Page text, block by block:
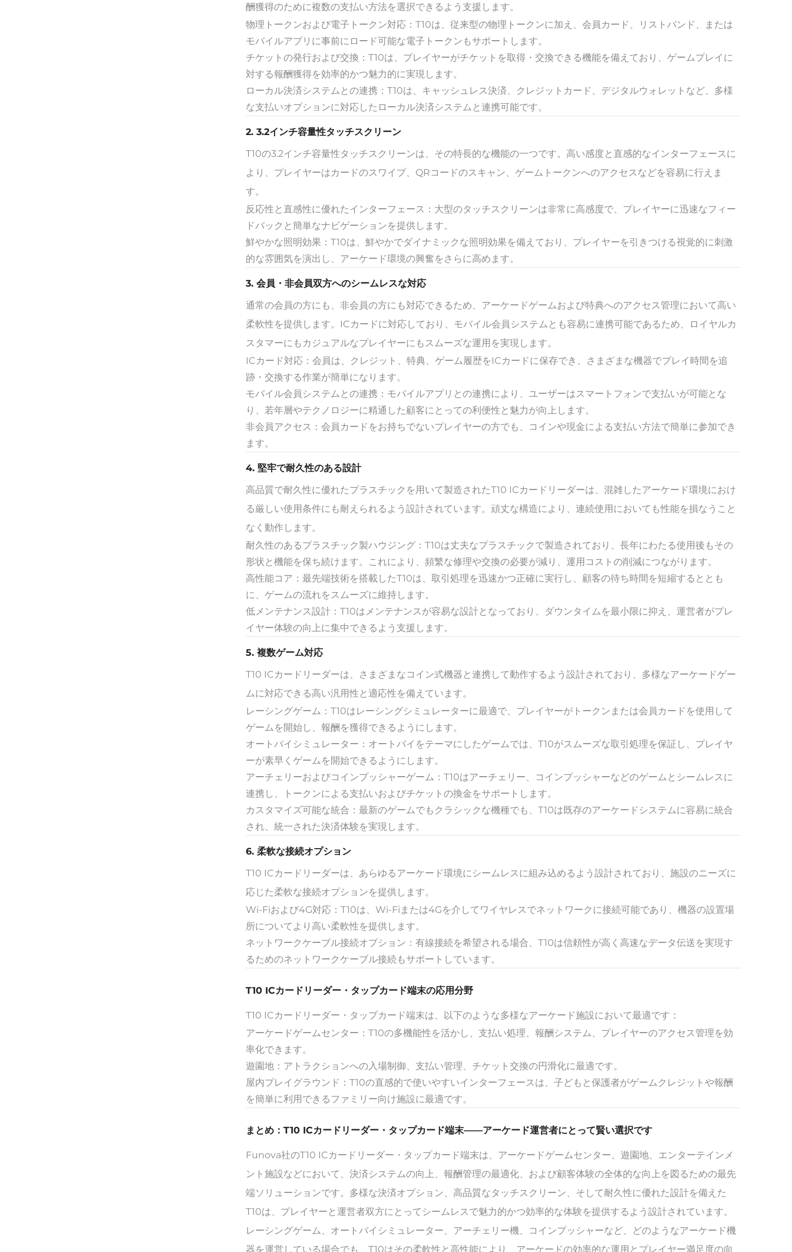
酬獲得のために複数の支払い方法を選択できるよう支援します。
物理トークンおよび電子トークン対応：T10は、従来型の物理トークンに加え、会員カード、リストバンド、または
モバイルアプリに事前にロード可能な電子トークンもサポートします。
チケットの発行および交換：T10は、プレイヤーがチケットを取得・交換できる機能を備えており、ゲームプレイに
対する報酬獲得を効率的かつ魅力的に実現します。
ローカル決済システムとの連携：T10は、キャッシュレス決済、クレジットカード、デジタルウォレットなど、多様
な支払いオプションに対応したローカル決済システムと連携可能です。
2. 3.2インチ容量性タッチスクリーン
T10の3.2インチ容量性タッチスクリーンは、その特長的な機能の一つです。高い感度と直感的なインターフェースに
より、プレイヤーはカードのスワイプ、QRコードのスキャン、ゲームトークンへのアクセスなどを容易に行えま
す。
反応性と直感性に優れたインターフェース：大型のタッチスクリーンは非常に高感度で、プレイヤーに迅速なフィー
ドバックと簡単なナビゲーションを提供します。
鮮やかな照明効果：T10は、鮮やかでダイナミックな照明効果を備えており、プレイヤーを引きつける視覚的に刺激
的な雰囲気を演出し、アーケード環境の興奮をさらに高めます。
3. 会員・非会員双方へのシームレスな対応
通常の会員の方にも、非会員の方にも対応できるため、アーケードゲームおよび特典へのアクセス管理において高い
柔軟性を提供します。ICカードに対応しており、モバイル会員システムとも容易に連携可能であるため、ロイヤルカ
スタマーにもカジュアルなプレイヤーにもスムーズな運用を実現します。
ICカード対応：会員は、クレジット、特典、ゲーム履歴をICカードに保存でき、さまざまな機器でプレイ時間を追
跡・交換する作業が簡単になります。
モバイル会員システムとの連携：モバイルアプリとの連携により、ユーザーはスマートフォンで支払いが可能とな
り、若年層やテクノロジーに精通した顧客にとっての利便性と魅力が向上します。
非会員アクセス：会員カードをお持ちでないプレイヤーの方でも、コインや現金による支払い方法で簡単に参加でき
ます。
4. 堅牢で耐久性のある設計
高品質で耐久性に優れたプラスチックを用いて製造されたT10 ICカードリーダーは、混雑したアーケード環境におけ
る厳しい使用条件にも耐えられるよう設計されています。頑丈な構造により、連続使用においても性能を損なうこと
なく動作します。
耐久性のあるプラスチック製ハウジング：T10は丈夫なプラスチックで製造されており、長年にわたる使用後もその
形状と機能を保ち続けます。これにより、頻繁な修理や交換の必要が減り、運用コストの削減につながります。
高性能コア：最先端技術を搭載したT10は、取引処理を迅速かつ正確に実行し、顧客の待ち時間を短縮するととも
に、ゲームの流れをスムーズに維持します。
低メンテナンス設計：T10はメンテナンスが容易な設計となっており、ダウンタイムを最小限に抑え、運営者がプレ
イヤー体験の向上に集中できるよう支援します。
5. 複数ゲーム対応
T10 ICカードリーダーは、さまざまなコイン式機器と連携して動作するよう設計されており、多様なアーケードゲー
ムに対応できる高い汎用性と適応性を備えています。
レーシングゲーム：T10はレーシングシミュレーターに最適で、プレイヤーがトークンまたは会員カードを使用して
ゲームを開始し、報酬を獲得できるようにします。
オートバイシミュレーター：オートバイをテーマにしたゲームでは、T10がスムーズな取引処理を保証し、プレイヤ
ーが素早くゲームを開始できるようにします。
アーチェリーおよびコインプッシャーゲーム：T10はアーチェリー、コインプッシャーなどのゲームとシームレスに
連携し、トークンによる支払いおよびチケットの換金をサポートします。
カスタマイズ可能な統合：最新のゲームでもクラシックな機種でも、T10は既存のアーケードシステムに容易に統合
され、統一された決済体験を実現します。
6. 柔軟な接続オプション
T10 ICカードリーダーは、あらゆるアーケード環境にシームレスに組み込めるよう設計されており、施設のニーズに
応じた柔軟な接続オプションを提供します。
Wi-Fiおよび4G対応：T10は、Wi-Fiまたは4Gを介してワイヤレスでネットワークに接続可能であり、機器の設置場
所についてより高い柔軟性を提供します。
ネットワークケーブル接続オプション：有線接続を希望される場合、T10は信頼性が高く高速なデータ伝送を実現す
るためのネットワークケーブル接続もサポートしています。
T10 ICカードリーダー・タップカード端末の応用分野
T10 ICカードリーダー・タップカード端末は、以下のような多様なアーケード施設において最適です：
アーケードゲームセンター：T10の多機能性を活かし、支払い処理、報酬システム、プレイヤーのアクセス管理を効
率化できます。
遊園地：アトラクションへの入場制御、支払い管理、チケット交換の円滑化に最適です。
屋内プレイグラウンド：T10の直感的で使いやすいインターフェースは、子どもと保護者がゲームクレジットや報酬
を簡単に利用できるファミリー向け施設に最適です。
まとめ：T10 ICカードリーダー・タップカード端末——アーケード運営者にとって賢い選択です
Funova社のT10 ICカードリーダー・タップカード端末は、アーケードゲームセンター、遊園地、エンターテインメ
ント施設などにおいて、決済システムの向上、報酬管理の最適化、および顧客体験の全体的な向上を図るための最先
端ソリューションです。多様な決済オプション、高品質なタッチスクリーン、そして耐久性に優れた設計を備えた
T10は、プレイヤーと運営者双方にとってシームレスで魅力的かつ効率的な体験を提供するよう設計されています。
レーシングゲーム、オートバイシミュレーター、アーチェリー機、コインプッシャーなど、どのようなアーケード機
器を運営している場合でも、T10はその柔軟性と高性能により、アーケードの効率的な運用とプレイヤー満足度の向